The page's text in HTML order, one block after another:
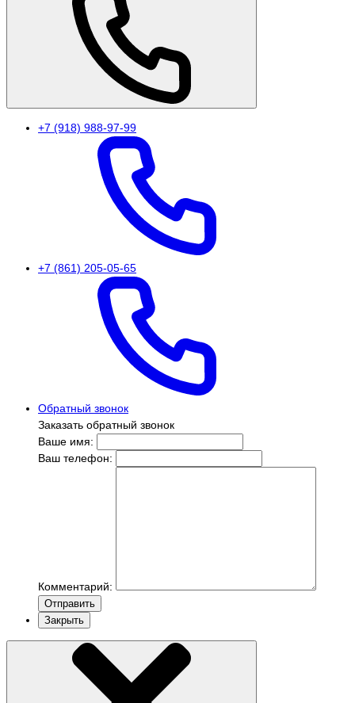
+7 (918) 988-97-99
+7 (861) 205-05-65
Обратный звонок
Заказать обратный звонок
Ваше имя:
Ваш телефон:
Комментарий:
Отправить
Закрыть